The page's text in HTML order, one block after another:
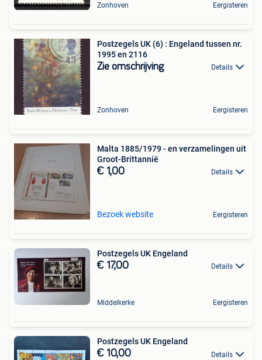
Zonhoven Eergisteren
Postzegels UK (6) : Engeland tussen nr.
1995 en 2116
Zie omschrijving Details
Zonhoven Eergisteren
Malta 1885/1979 - en verzamelingen uit
Groot-Brittannië
€ 1,00 Details
Bezoek website Eergisteren
Postzegels UK Engeland
€ 17,00 Details
Middelkerke Eergisteren
Postzegels UK Engeland
€ 10,00 Details